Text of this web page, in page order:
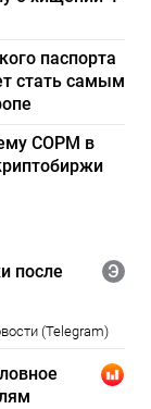
паспорта
стать самым
СОРМ в